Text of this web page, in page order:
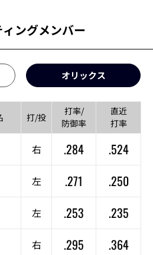
ングメンバー
オリックス
打/投
打率/
防御率
直近
打率
右 .284
.524
左 .271
.250
左 .253
.235
右 .295
.364